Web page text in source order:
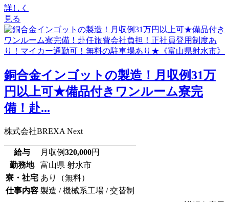
詳しく
見る
銅合金インゴットの製造！月収例31万
円以上可★備品付きワンルーム寮完
備！赴...
株式会社BREXA Next
給与 月収例320,000円
勤務地
富山県 射水市
寮・社宅 あり（無料）
仕事内容 製造 / 機械系工場 / 交替制